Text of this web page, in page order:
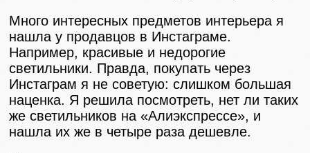
Много интересных предметов интерьера я
нашла у продавцов в Инстаграме.
Например, красивые и недорогие
светильники. Правда, покупать через
Инстаграм я не советую: слишком большая
наценка. Я решила посмотреть, нет ли таких
же светильников на «Алиэкспрессе», и
нашла их же в четыре раза дешевле.